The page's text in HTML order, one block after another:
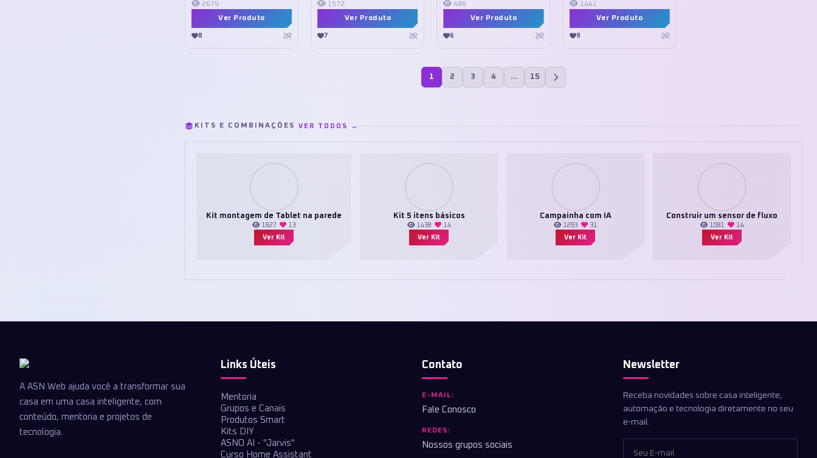
2679
Ver Produto
8
1572
Ver Produto
7
488
Ver Produto
6
1441
Ver Produto
9
1 2 3 4 … 15
KITS E COMBINAÇÕES VER TODOS →
Kit montagem de Tablet na parede
1827
13
Ver Kit
Kit 5 itens básicos
1438
14
Ver Kit
Campainha com IA
1293
31
Ver Kit
Construir um sensor de fluxo
1081
14
Ver Kit
A ASN Web ajuda você a transformar sua
casa em uma casa inteligente, com
conteúdo, mentoria e projetos de
tecnologia.
Links Úteis
Mentoria
Grupos e Canais
Produtos Smart
Kits DIY
ASNO AI - "Jarvis"
Curso Home Assistant
Contato
E-MAIL:
Fale Conosco
REDES:
Nossos grupos sociais
Newsletter
Receba novidades sobre casa inteligente,
automação e tecnologia diretamente no seu
e-mail.